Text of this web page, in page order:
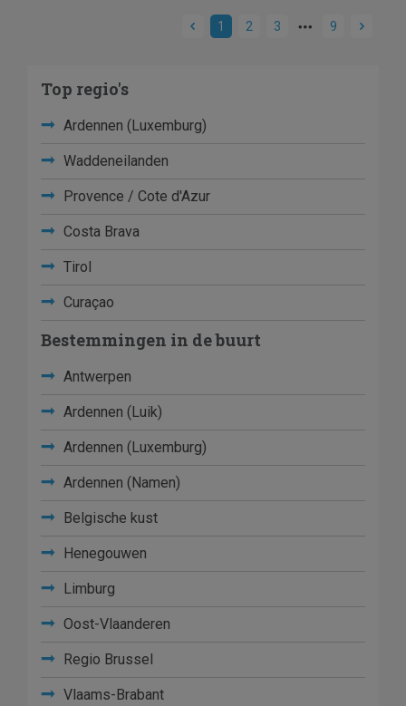
1 2 3 9
Top regio's
Ardennen (Luxemburg)
Waddeneilanden
Provence / Cote d'Azur
Costa Brava
Tirol
Curaçao
Bestemmingen in de buurt
Antwerpen
Ardennen (Luik)
Ardennen (Luxemburg)
Ardennen (Namen)
Belgische kust
Henegouwen
Limburg
Oost-Vlaanderen
Regio Brussel
Vlaams-Brabant